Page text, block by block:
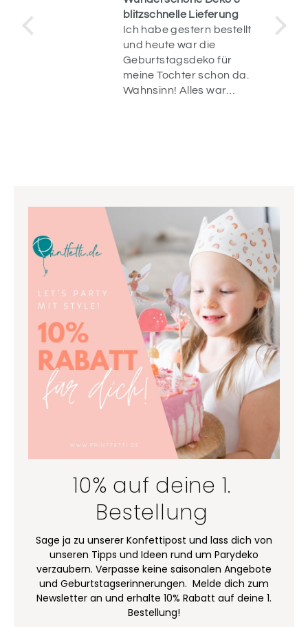
blitzschnelle Lieferung
Ich habe gestern bestellt
und heute war die
Geburtstagsdeko für
meine Tochter schon da.
Wahnsinn! Alles war
10% auf deine 1.
Bestellung
Sage ja zu unserer Konfettipost und lass dich von
unseren Tipps und Ideen rund um Parydeko
verzaubern. Verpasse keine saisonalen Angebote
und Geburtstagserinnerungen. Melde dich zum
Newsletter an und erhalte 10% Rabatt auf deine 1.
Bestellung!